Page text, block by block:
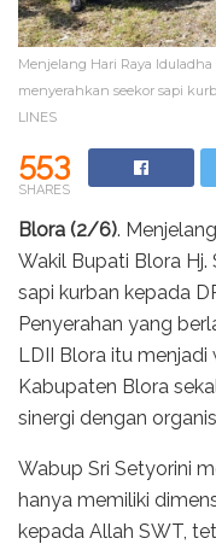
Menjelang Hari Raya
menyerahkan seekor sapi
LINES
553
SHARES
Blora (2/6).
Wakil Bupati Blora Hj.
sapi kurban kepada
Penyerahan yang
LDII Blora itu menjadi
Kabupaten Blora
sinergi dengan
Wabup Sri Setyorini
hanya memiliki
kepada Allah SWT,